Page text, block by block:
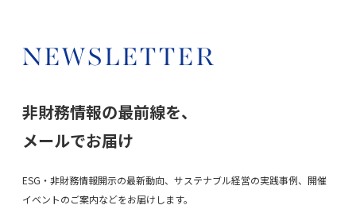
NEWSLETTER
非財務情報の最前線を、
メールでお届け
ESG・非財務情報開示の最新動向、サステナブル経営の実践事例、開催
イベントのご案内などをお届けします。